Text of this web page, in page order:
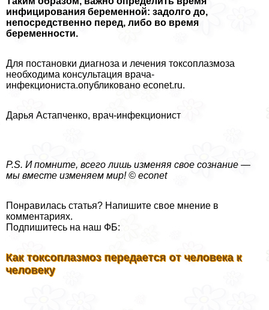
инфицирования беременной: задолго до,
непосредственно перед, либо во время
беременности.
Для постановки диагноза и лечения токсоплазмоза
необходима консультация врача-
инфекциониста.опубликовано econet.ru.
Дарья Астапченко, врач-инфекционист
P.S. И помните, всего лишь изменяя свое сознание —
мы вместе изменяем мир! © econet
Понравилась статья? Напишите свое мнение в
комментариях.
Подпишитесь на наш ФБ:
Как токсоплазмоз передается от человека к
человеку